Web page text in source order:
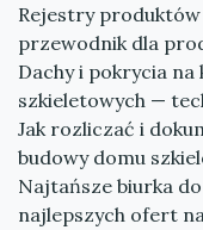
Rejestry
przewodnik dla
Dachy i pokrycia
szkieletowych —
Jak rozliczać i
budowy domu
Najtańsze biurka
najlepszych ofert